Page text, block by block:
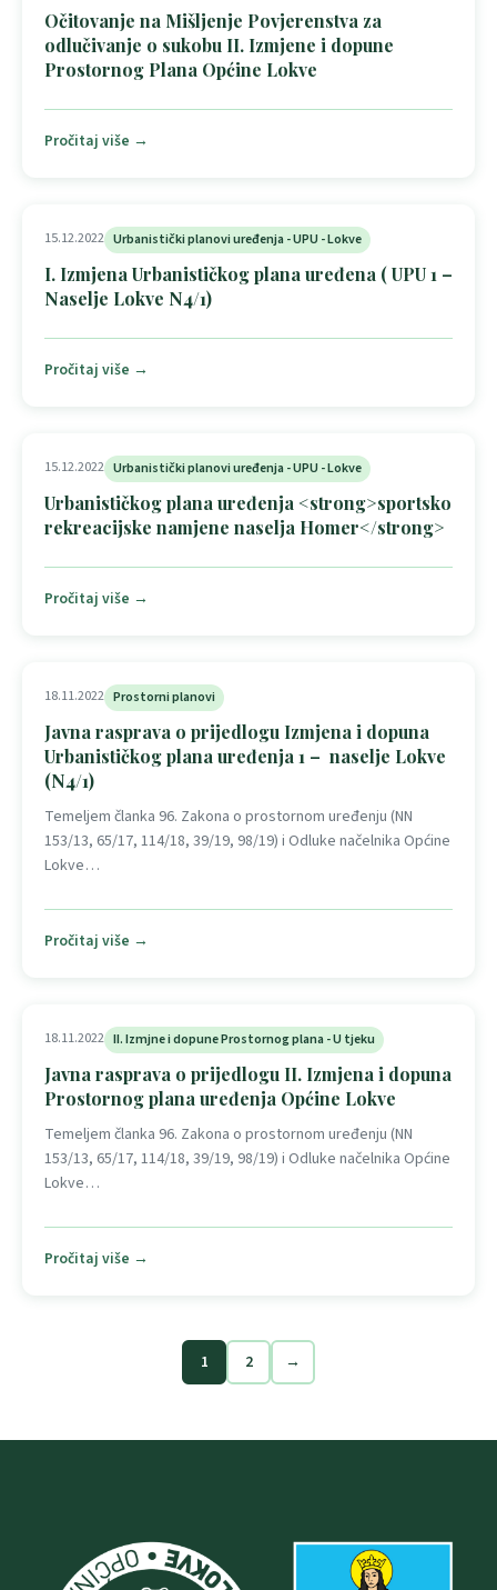
Očitovanje na Mišljenje Povjerenstva za
odlučivanje o sukobu II. Izmjene i dopune
Prostornog Plana Općine Lokve
Pročitaj više →
15.12.2022 Urbanistički planovi uređenja - UPU - Lokve
I. Izmjena Urbanističkog plana uređena ( UPU 1 –
Naselje Lokve N4/1)
Pročitaj više →
15.12.2022 Urbanistički planovi uređenja - UPU - Lokve
Urbanističkog plana uređenja <strong>sportsko
rekreacijske namjene naselja Homer</strong>
Pročitaj više →
18.11.2022 Prostorni planovi
Javna rasprava o prijedlogu Izmjena i dopuna
Urbanističkog plana uređenja 1 – naselje Lokve
(N4/1)
Temeljem članka 96. Zakona o prostornom uređenju (NN
153/13, 65/17, 114/18, 39/19, 98/19) i Odluke načelnika Općine
Lokve…
Pročitaj više →
18.11.2022 II. Izmjne i dopune Prostornog plana - U tjeku
Javna rasprava o prijedlogu II. Izmjena i dopuna
Prostornog plana uređenja Općine Lokve
Temeljem članka 96. Zakona o prostornom uređenju (NN
153/13, 65/17, 114/18, 39/19, 98/19) i Odluke načelnika Općine
Lokve…
Pročitaj više →
1 2 →